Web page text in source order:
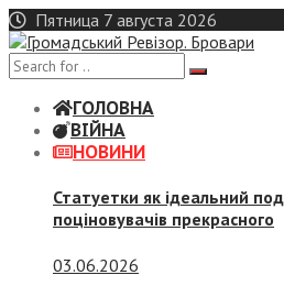
Skip
to
content
Пятница 7 августа 2026
ГОЛОВНА
ВІЙНА
НОВИНИ
Статуетки як ідеальний
поціновувачів прекрасного
03.06.2026